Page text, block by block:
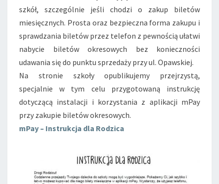
szkół, szczególnie jeśli chodzi o zakup biletów
miesięcznych. Prosta oraz bezpieczna forma zakupu i
sprawdzania biletów przez telefon z pewnością ułatwi
nabycie biletów okresowych bez konieczności
udawania się do punktu sprzedaży przy ul. Opawskiej.
Na stronie szkołyopublikujemy przejrzystą,
specjalnie w tym celu przygotowaną instrukcję
dotyczącą instalacji i korzystania z aplikacji mPay
przy zakupie biletów okresowych.
mPay – Instrukcja dla Rodzica